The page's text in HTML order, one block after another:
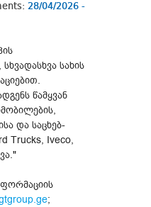
28/04/2026 -
სახის
წამყვან
და საცხებ-
Trucks, Iveco,
;